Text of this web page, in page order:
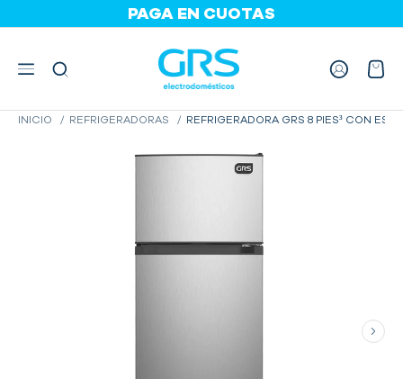
PAGA EN CUOTAS
INICIO REFRIGERADORAS REFRIGERADORA GRS 8 PIES³ CON